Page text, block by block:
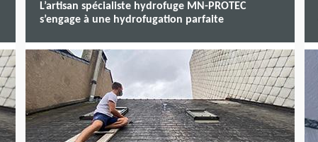
L’artisan spécialiste hydrofuge MN-PROTEC
s’engage à une hydrofugation parfaite